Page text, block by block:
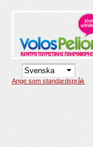
Ange som standardspråk